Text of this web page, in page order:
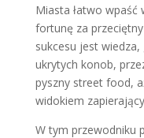
Miasta łatwo wpaść
fortunę za
sukcesu jest
ukrytych konob,
pyszny street food,
widokiem
W tym przewodniku